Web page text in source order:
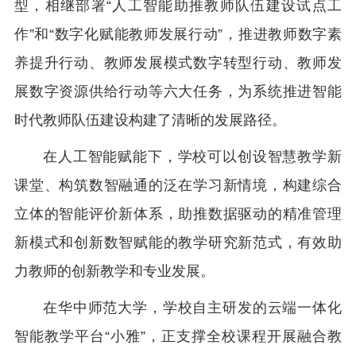
型，相继部署“人工智能助推教师队伍建设试点工
作”和“数字化赋能教师发展行动”，推进教师数字素
养提升行动、教师发展模式数字转型行动、教师发
展数字资源供给行动等六大任务，为系统推进智能
时代教师队伍建设构建了清晰的发展路径。
在人工智能赋能下，学校可以创设智慧教学新
课堂、构筑数智融通的泛在学习新情境，构建综合
立体的智能评价新体系，助推数据驱动的精准管理
新模式和创新数智赋能的教学研究新范式，有效助
力教师的创新教学和专业发展。
在华中师范大学，学校自主研发的云端一体化
智能教学平台“小雅”，正支撑全校课程开展融合教